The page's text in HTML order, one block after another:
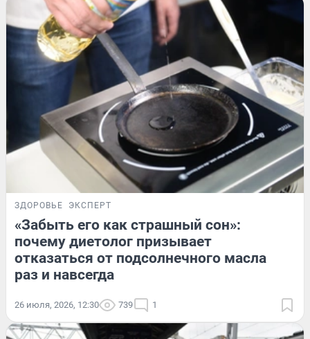
ЗДОРОВЬЕ ЭКСПЕРТ
«Забыть его как страшный сон»:
почему диетолог призывает
отказаться от подсолнечного масла
раз и навсегда
26 июля, 2026, 12:30 739 1